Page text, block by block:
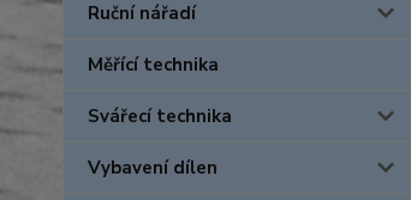
Ruční nářadí
Měřící technika
Svářecí technika
Vybavení dílen